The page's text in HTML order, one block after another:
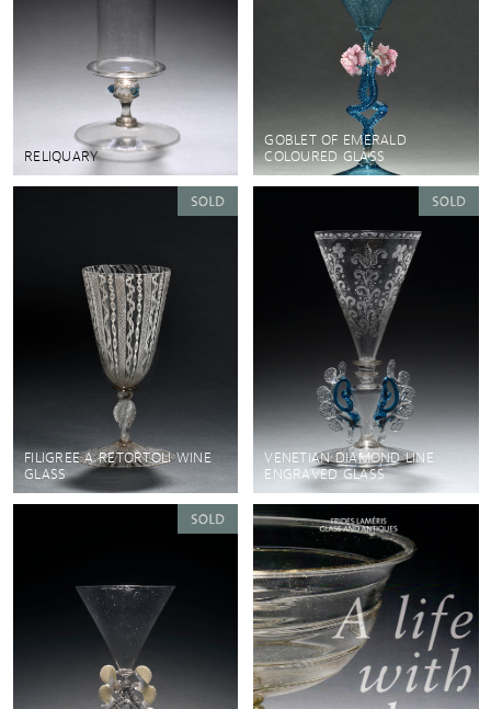
RELIQUARY
GOBLET OF EMERALD
COLOURED GLASS
FILIGREE A RETORTOLI WINE
GLASS
VENETIAN DIAMOND LINE
ENGRAVED GLASS